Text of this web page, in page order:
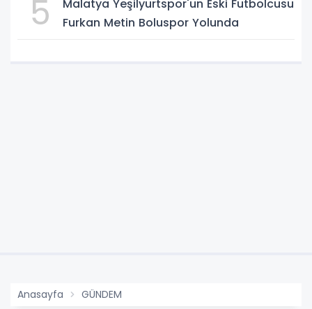
5
Malatya Yeşilyurtspor'un Eski Futbolcusu
Furkan Metin Boluspor Yolunda
Anasayfa GÜNDEM